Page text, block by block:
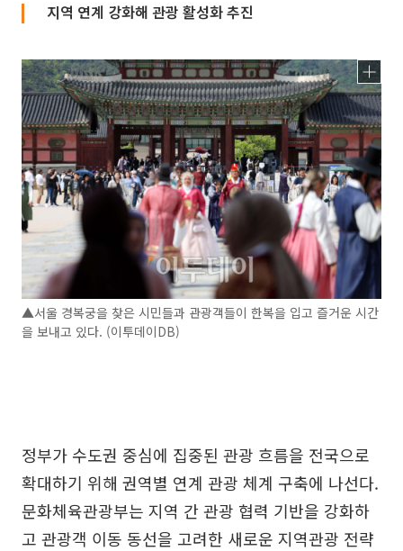
지역 연계 강화해 관광 활성화 추진
▲서울 경복궁을 찾은 시민들과 관광객들이 한복을 입고 즐거운 시간
을 보내고 있다. (이투데이DB)
정부가 수도권 중심에 집중된 관광 흐름을 전국으로
확대하기 위해 권역별 연계 관광 체계 구축에 나선다.
문화체육관광부는 지역 간 관광 협력 기반을 강화하
고 관광객 이동 동선을 고려한 새로운 지역관광 전략